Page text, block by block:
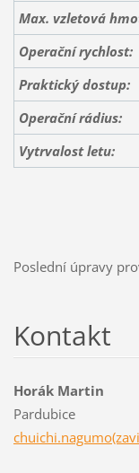
Max. vzletová
Operační rychlost:
Praktický dostup:
Operační rádius:
Vytrvalost letu:
Poslední úpravy
Kontakt
Horák Martin
Pardubice